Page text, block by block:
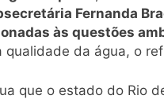
Fernanda
às questões
da água, o
que o estado do Rio